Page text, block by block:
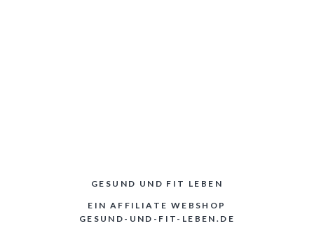
GESUND UND FIT LEBEN
EIN AFFILIATE WEBSHOP
GESUND-UND-FIT-LEBEN.DE